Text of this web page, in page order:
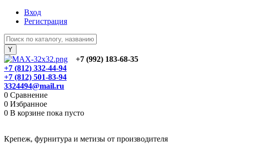
Вход
Регистрация
+7 (992) 183-68-35
+7 (812) 332-44-94
+7 (812) 501-83-94
3324494@mail.ru
0 Сравнение
0 Избранное
0 В корзине пока пусто
Крепеж, фурнитура и метизы от производителя